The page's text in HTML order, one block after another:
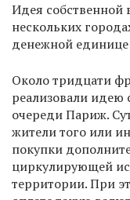
Идея собственной
нескольких
денежной
Около тридцати
реализовали идею
очереди Париж.
жители того или
покупки
циркулирующей
территории. При